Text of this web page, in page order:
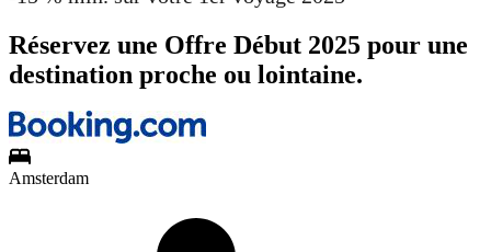
Réservez une Offre Début 2025 pour une
destination proche ou lointaine.
Amsterdam